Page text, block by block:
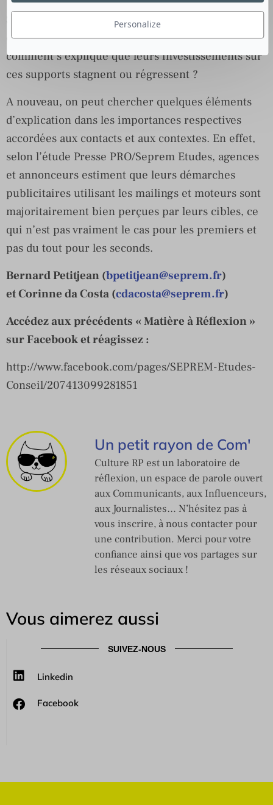
Si les agences et les annonceurs perçoivent
correctement les différents atouts des médias pros,
comment s’explique que leurs investissements sur
ces supports stagnent ou régressent ?
A nouveau, on peut chercher quelques éléments
d’explication dans les importances respectives
accordées aux contacts et aux contextes. En effet,
selon l’étude Presse PRO/Seprem Etudes, agences
et annonceurs estiment que leurs démarches
publicitaires utilisant les mailings et moteurs sont
majoritairement bien perçues par leurs cibles, ce
qui n’est pas vraiment le cas pour les premiers et
pas du tout pour les seconds.
Bernard Petitjean (bpetitjean@seprem.fr)
et Corinne da Costa (cdacosta@seprem.fr)
Accédez aux précédents « Matière à Réflexion »
sur Facebook et réagissez :
http://www.facebook.com/pages/SEPREM-Etudes-
Conseil/207413099281851
Un petit rayon de Com'
Culture RP est un laboratoire de
réflexion, un espace de parole ouvert
aux Communicants, aux Influenceurs,
aux Journalistes… N’hésitez pas à
vous inscrire, à nous contacter pour
une contribution. Merci pour votre
confiance ainsi que vos partages sur
les réseaux sociaux !
Vous aimerez aussi
SUIVEZ-NOUS
Linkedin
Facebook
Personalize